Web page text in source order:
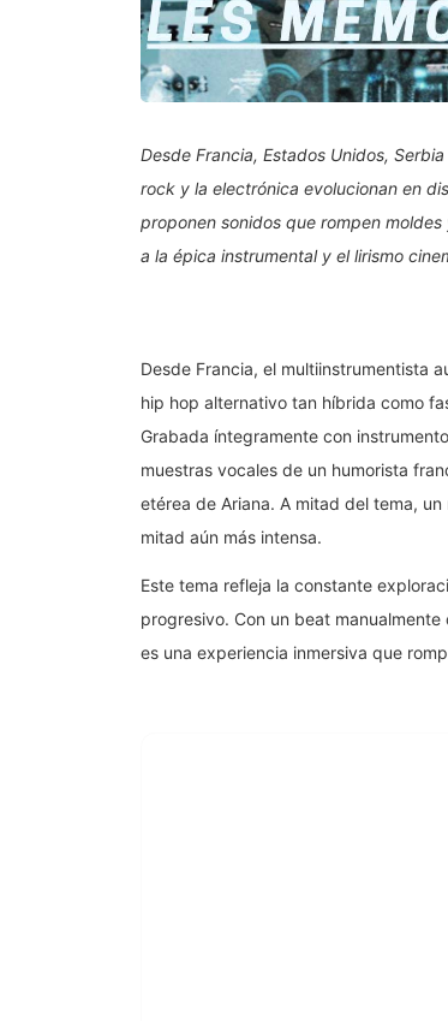
Desde Francia, Estados Unidos,
rock y la electrónica evolucionan en
proponen sonidos que rompen
a la épica instrumental y el lirismo
Desde Francia, el multiinstrumentista
hip hop alternativo tan híbrida como
Grabada íntegramente con
muestras vocales de un humorista
etérea de Ariana. A mitad del tema,
mitad aún más intensa.
Este tema refleja la constante
progresivo. Con un beat manualmente
es una experiencia inmersiva que